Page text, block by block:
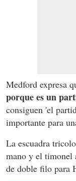
Medford expresa
porque es un
consiguen 'el
importante para
La escuadra
mano y el timonel
de doble filo para